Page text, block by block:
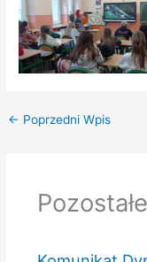
← Poprzedni Wpis